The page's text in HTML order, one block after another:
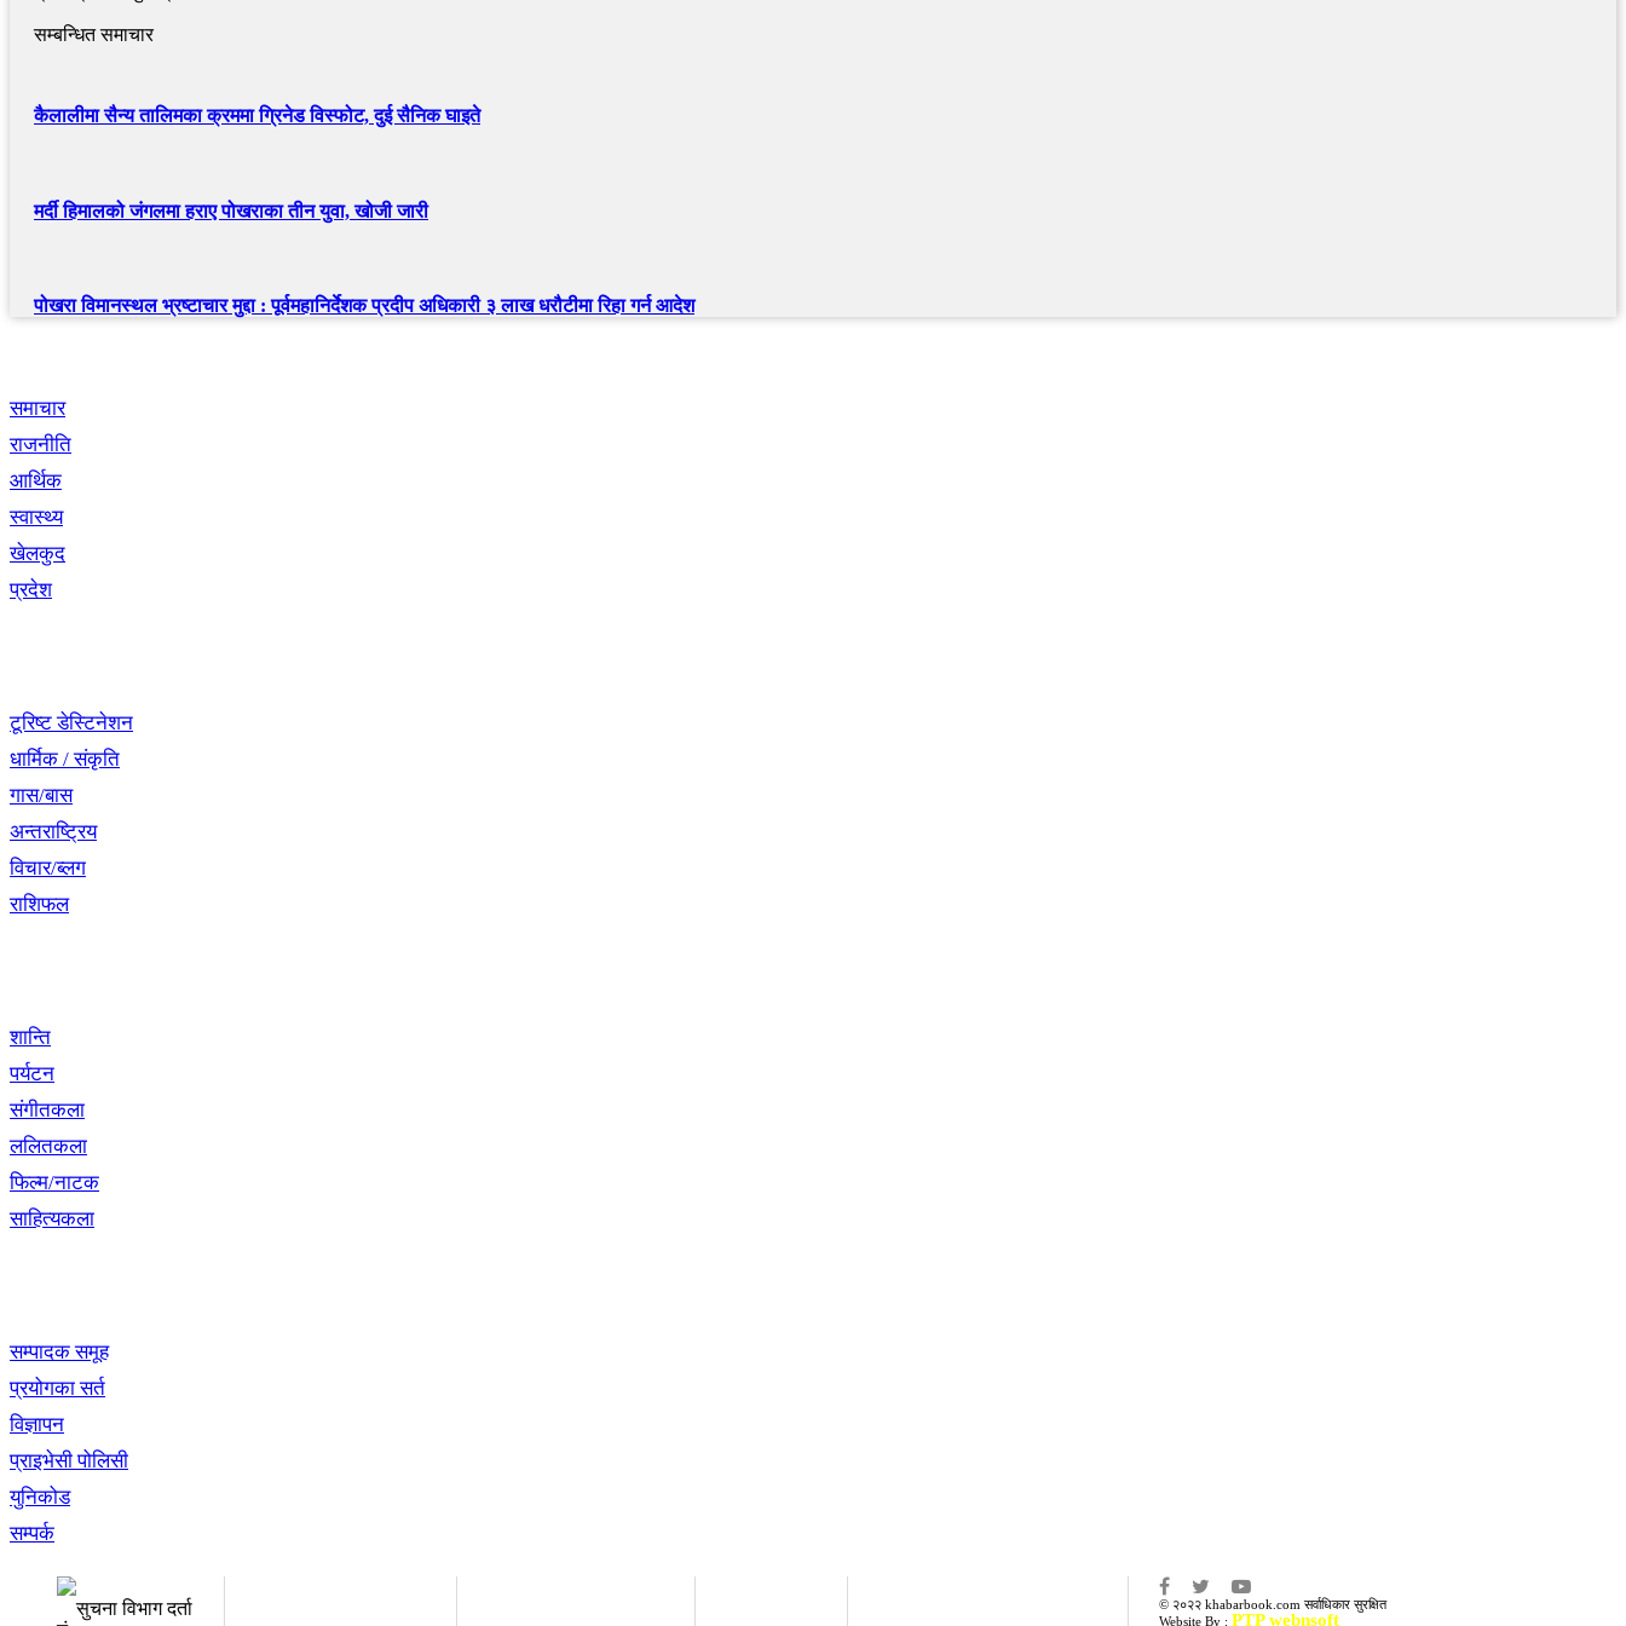
सम्बन्धित समाचार
कैलालीमा सैन्य तालिमका क्रममा ग्रिनेड विस्फोट, दुई सैनिक घाइते
मर्दी हिमालको जंगलमा हराए पोखराका तीन युवा, खोजी जारी
पोखरा विमानस्थल भ्रष्टाचार मुद्दा : पूर्वमहानिर्देशक प्रदीप अधिकारी ३ लाख धरौटीमा रिहा गर्न आदेश
समाचार
राजनीति
आर्थिक
स्वास्थ्य
खेलकुद
प्रदेश
टूरिष्ट डेस्टिनेशन
धार्मिक / संकृति
गास/बास
अन्तराष्ट्रिय
विचार/ब्लग
राशिफल
शान्ति
पर्यटन
संगीतकला
ललितकला
फिल्म/नाटक
साहित्यकला
सम्पादक समूह
प्रयोगका सर्त
विज्ञापन
प्राइभेसी पोलिसी
युनिकोड
सम्पर्क
सुचना विभाग दर्ता
© २०२२ khabarbook.com सर्वाधिकार सुरक्षित
Website By : PTP webnsoft